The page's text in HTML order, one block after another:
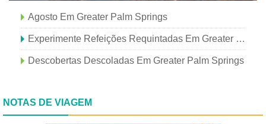
Agosto Em Greater Palm Springs
Experimente Refeições Requintadas Em Greater Palm Springs
Descobertas Descoladas Em Greater Palm Springs
NOTAS DE VIAGEM